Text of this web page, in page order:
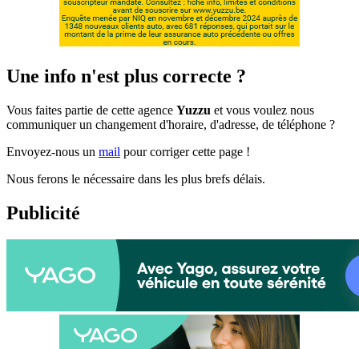
Une info n'est plus correcte ?
Vous faites partie de cette agence Yuzzu et vous voulez nous
communiquer un changement d'horaire, d'adresse, de téléphone ?
Envoyez-nous un mail pour corriger cette page !
Nous ferons le nécessaire dans les plus brefs délais.
Publicité